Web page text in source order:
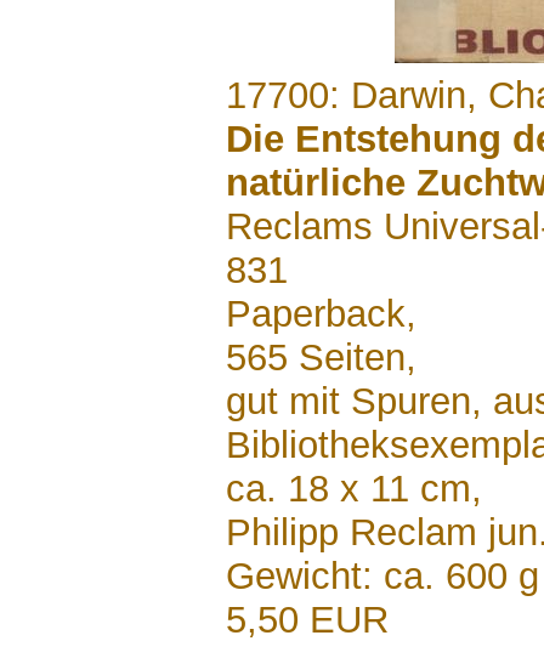
17700: Darwin,
Die Entstehung
natürliche
Reclams
831
Paperback,
565 Seiten,
gut mit Spuren,
ca. 18 x 11 cm,
Philipp Reclam
Gewicht: ca. 600 g
5,50 EUR